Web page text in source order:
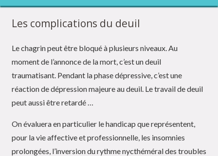
Les complications du deuil
Le chagrin peut être bloqué à plusieurs niveaux. Au
moment de l’annonce de la mort, c’est un deuil
traumatisant. Pendant la phase dépressive, c’est une
réaction de dépression majeure au deuil. Le travail de deuil
peut aussi être retardé …
On évaluera en particulier le handicap que représentent,
pour la vie affective et professionnelle, les insomnies
prolongées, l’inversion du rythme nycthéméral des troubles